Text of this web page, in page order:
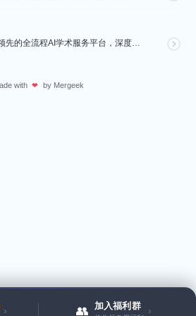
› 👥 加入福利群 ›
沁言学术是全球领先的全流程AI学术服务平台，深度赋能从选题构思、文献检索、文献阅读、文献管理到辅助写...
with ❤ by Mergeek